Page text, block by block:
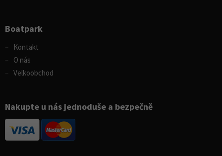
Boatpark
Kontakt
O nás
Velkoobchod
Nakupte u nás jednoduše a bezpečně